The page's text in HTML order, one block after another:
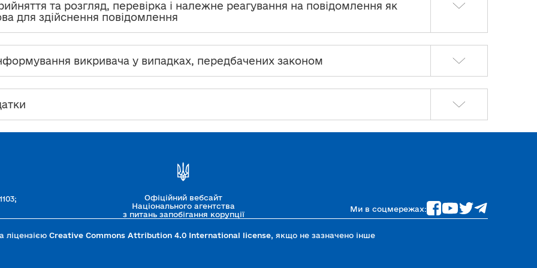
та розгляд, перевірка і належне реагування на повідомлення як
для здійснення повідомлення
викривача у випадках, передбачених законом
Офіційний вебсайт
Національного агентства
з питань запобігання корупції
Ми в соцмережах:
ліцензією Creative Commons Attribution 4.0 International license, якщо не зазначено інше